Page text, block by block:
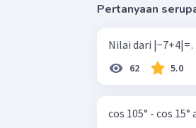
Pertanyaan
62 5.0
cos 105° - cos 15°